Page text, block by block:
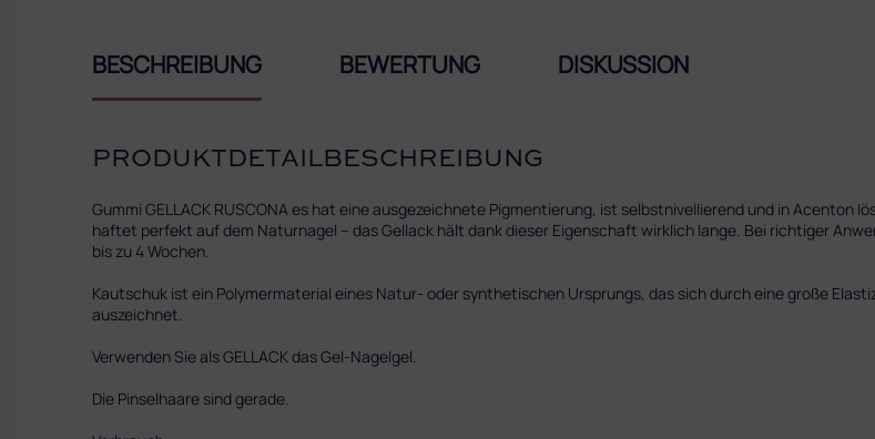
BESCHREIBUNG BEWERTUNG DISKUSSION
PRODUKTDETAILBESCHREIBUNG
Gummi GELLACK RUSCONA es hat eine ausgezeichnete Pigmentierung, ist selbstnivellierend und in Acenton
haftet perfekt auf dem Naturnagel – das Gellack hält dank dieser Eigenschaft wirklich lange. Bei richtiger
bis zu 4 Wochen.
Kautschuk ist ein Polymermaterial eines Natur- oder synthetischen Ursprungs, das sich durch eine große
auszeichnet.
Verwenden Sie als GELLACK das Gel-Nagelgel.
Die Pinselhaare sind gerade.